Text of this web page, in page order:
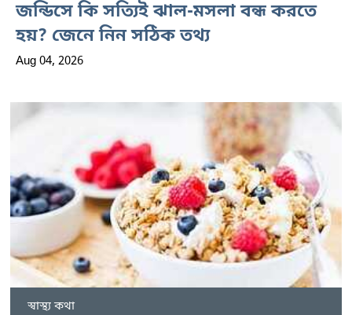
জন্ডিসে কি সত্যিই ঝাল-মসলা বন্ধ করতে
হয়? জেনে নিন সঠিক তথ্য
Aug 04, 2026
স্বাস্থ্য কথা